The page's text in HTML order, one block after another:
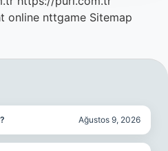
online nttgame Sitemap
Ağustos 9, 2026